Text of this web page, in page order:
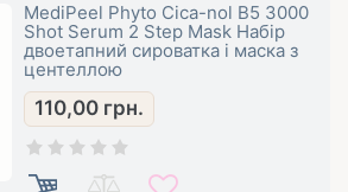
MediPeel Phyto Cica-nol B5 3000
Shot Serum 2 Step Mask Набір
двоетапний сироватка і маска з
центеллою
110,00 грн.